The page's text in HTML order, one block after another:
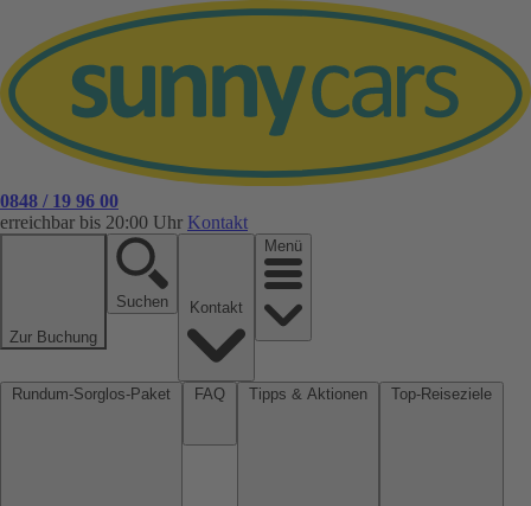
0848 / 19 96 00
erreichbar bis 20:00 Uhr Kontakt
Zur Buchung
Suchen
Menü